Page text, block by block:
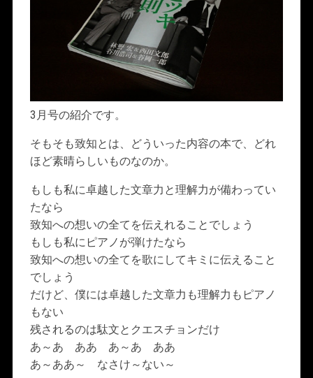
3月号の紹介です。
そもそも致知とは、どういった内容の本で、どれ
ほど素晴らしいものなのか。
もしも私に卓越した文章力と理解力が備わってい
たなら
致知への想いの全てを伝えれることでしょう
もしも私にピアノが弾けたなら
致知への想いの全てを歌にしてキミに伝えること
でしょう
だけど、僕には卓越した文章力も理解力もピアノ
もない
残されるのは駄文とクエスチョンだけ
あ～あ ああ あ～あ ああ
あ～ああ～ なさけ～ない～